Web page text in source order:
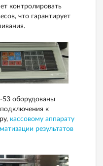
контролировать
что гарантирует
53 оборудованы
к
кассовому аппарату
результатов